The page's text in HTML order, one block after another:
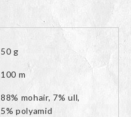
50 g
100 m
88% mohair, 7% ull,
5% polyamid